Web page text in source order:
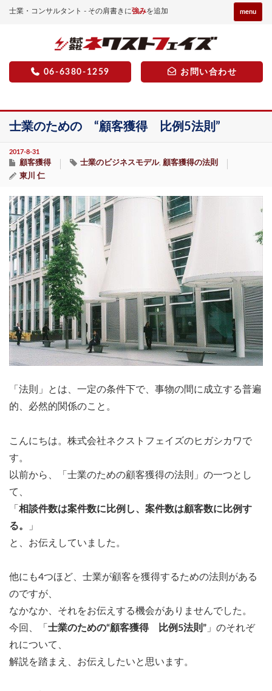
士業・コンサルタント - その肩書きに強みを追加 menu
06-6380-1259 お問い合わせ
士業のための “顧客獲得 比例5法則”
2017-8-31
顧客獲得 士業のビジネスモデル, 顧客獲得の法則
東川 仁
「法則」とは、一定の条件下で、事物の間に成立する普遍
的、必然的関係のこと。
こんにちは。株式会社ネクストフェイズのヒガシカワで
す。
以前から、「士業のための顧客獲得の法則」の一つとし
て、
「 相談件数は案件数に比例し、案件数は顧客数に比例す
る。
」
と、お伝えしていました。
他にも4つほど、士業が顧客を獲得するための法則がある
のですが、
なかなか、それをお伝えする機会がありませんでした。
今回、「 士業のための“顧客獲得 比例5法則” 」のそれぞ
れについて、
解説を踏まえ、お伝えしたいと思います。